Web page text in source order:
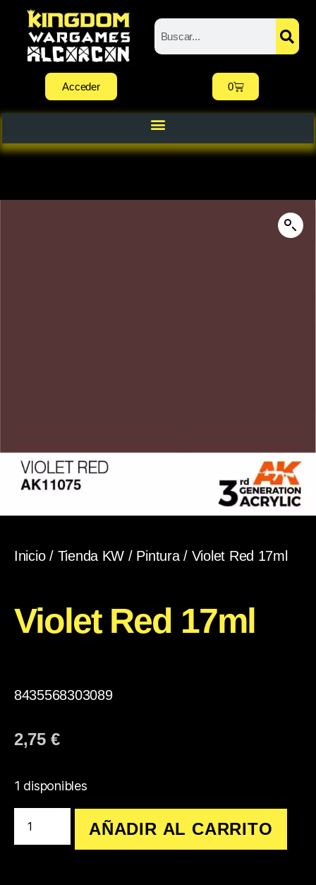
Acceder 0
Inicio/ Tienda KW / Pintura/ Violet Red 17ml
Violet Red 17ml
8435568303089
2,75 €
1 disponibles
AÑADIR AL CARRITO